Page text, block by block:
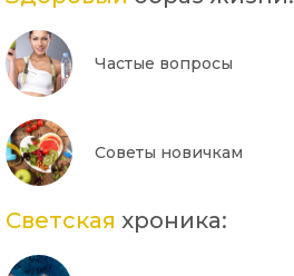
Частые вопросы
Советы новичкам
Светская хроника: